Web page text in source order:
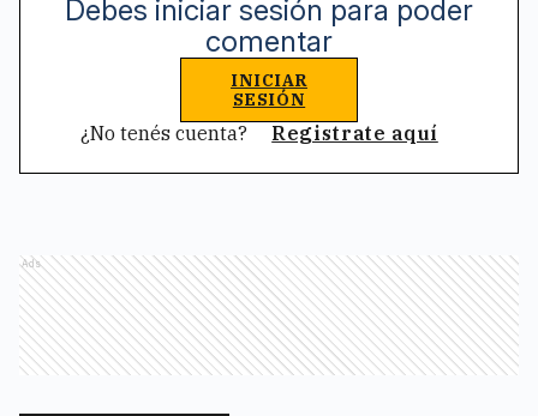
Debes iniciar sesión para poder
comentar
INICIAR
SESIÓN
¿No tenés cuenta? Registrate aquí
Ads